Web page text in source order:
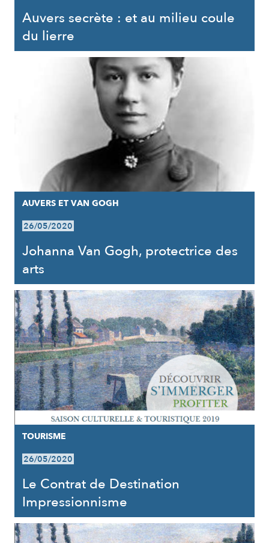
Auvers secrète : et au milieu coule
du lierre
AUVERS ET VAN GOGH
26/05/2020
Johanna Van Gogh, protectrice des
arts
TOURISME
26/05/2020
Le Contrat de Destination
Impressionnisme